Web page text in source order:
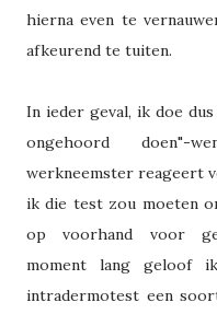
hierna even te
afkeurend te tuiten.
In ieder geval, ik doe
ongehoord doen"-
werkneemster reageert
ik die test zou moeten
op voorhand voor
moment lang geloof
intradermotest een